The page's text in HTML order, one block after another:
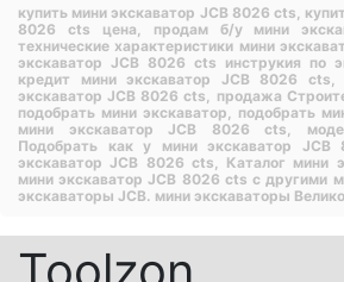
купить мини экскаватор JCB 8026 cts,
8026 cts цена, продам б/у мини
технические характеристики мини
экскаватор JCB 8026 cts инструкия по
кредит мини экскаватор JCB 8026 cts,
экскаватор JCB 8026 cts, продажа
подобрать мини экскаватор, подобрать
мини экскаватор JCB 8026 cts,
Подобрать как у мини экскаватор
экскаватор JCB 8026 cts, Каталог мини
мини экскаватор JCB 8026 cts с другими
экскаваторы JCB. мини экскаваторы